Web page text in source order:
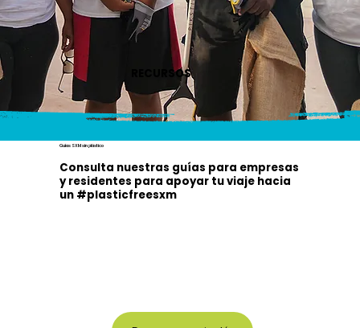
RECURSOS
Guías SXM sin plástico
Consulta nuestras guías para empresas
y residentes para apoyar tu viaje hacia
un #plasticfreesxm